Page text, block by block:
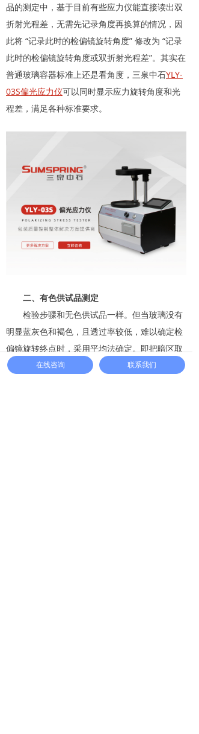
品的测定中，基于目前有些应力仪能直接读出双
折射光程差，无需先记录角度再换算的情况，因
此将 “记录此时的检偏镜旋转角度” 修改为 “记录
此时的检偏镜旋转角度或双折射光程差”。 其实在
普通玻璃容器标准上还是看角度，三泉中石YLY-
03S偏光应力仪可以同时显示应力旋转角度和光
程差，满足各种标准要求。
二、有色供试品测定
检验步骤和无色供试品一样。但当玻璃没有
明显蓝灰色和褐色，且透过率较低，难以确定检
偏镜旋转终点时，采用平均法确定。即把暗区取
代亮区的旋转角度与再使亮区刚好重新出现的总
在线咨询 联系我们